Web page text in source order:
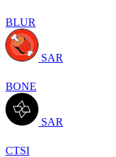
BLUR
SAR
BONE
SAR
CTSI